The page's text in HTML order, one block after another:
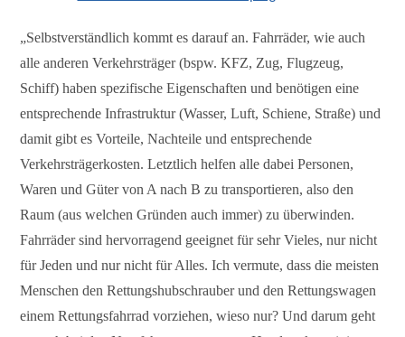
„Selbstverständlich kommt es darauf an. Fahrräder, wie auch
alle anderen Verkehrsträger (bspw. KFZ, Zug, Flugzeug,
Schiff) haben spezifische Eigenschaften und benötigen eine
entsprechende Infrastruktur (Wasser, Luft, Schiene, Straße) und
damit gibt es Vorteile, Nachteile und entsprechende
Verkehrsträgerkosten. Letztlich helfen alle dabei Personen,
Waren und Güter von A nach B zu transportieren, also den
Raum (aus welchen Gründen auch immer) zu überwinden.
Fahrräder sind hervorragend geeignet für sehr Vieles, nur nicht
für Jeden und nur nicht für Alles. Ich vermute, dass die meisten
Menschen den Rettungshubschrauber und den Rettungswagen
einem Rettungsfahrrad vorziehen, wieso nur? Und darum geht